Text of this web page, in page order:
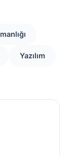
Yazılım